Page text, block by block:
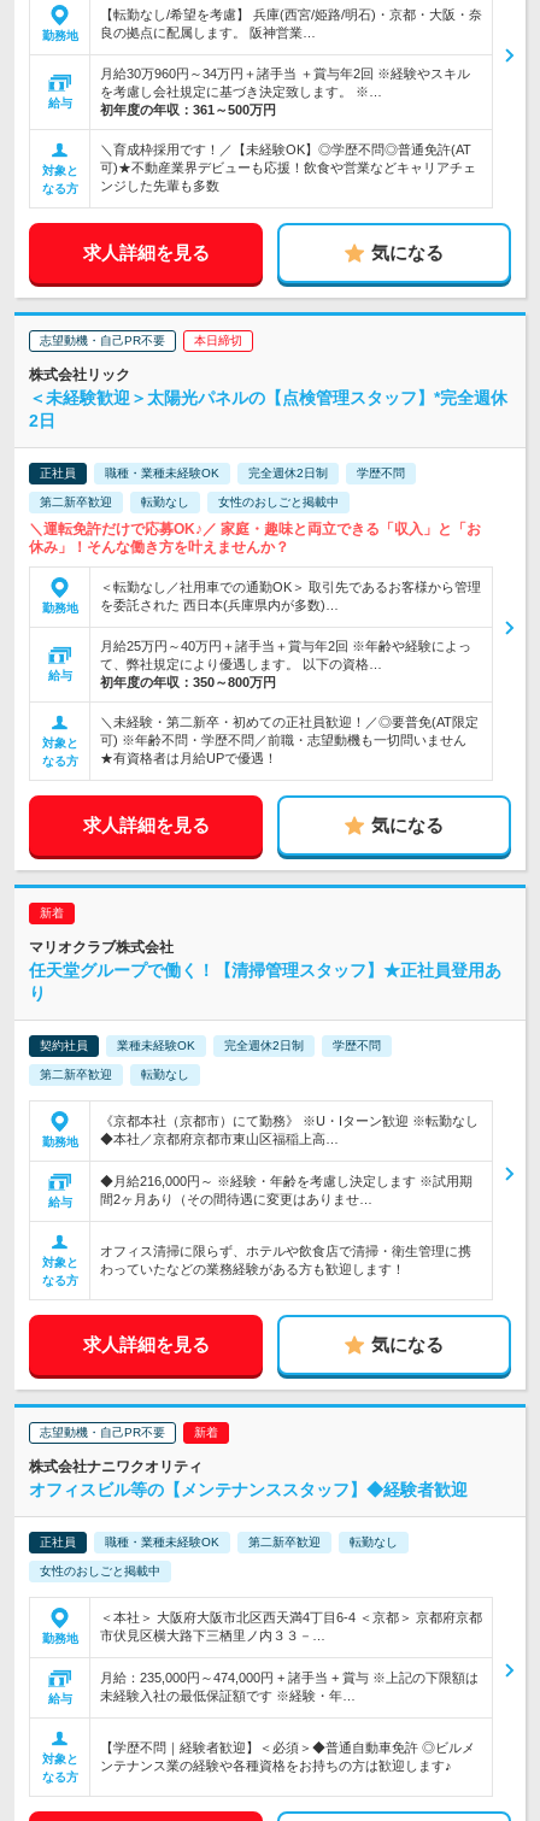
勤務地
【転勤なし/希望を考慮】 兵庫(西宮/姫路/明石)・京都・大阪・奈
良の拠点に配属します。 阪神営業…
給与
月給30万960円～34万円＋諸手当 ＋賞与年2回 ※経験やスキル
を考慮し会社規定に基づき決定致します。 ※…
初年度の年収： 361～500万円
対象と
なる方
＼育成枠採用です！／【未経験OK】◎学歴不問◎普通免許(AT
可)★不動産業界デビューも応援！飲食や営業などキャリアチェ
ンジした先輩も多数
求人詳細を見る 気になる
志望動機・自己PR不要 本日締切
株式会社リック
＜未経験歓迎＞太陽光パネルの【点検管理スタッフ】*完全週休
2日
正社員 職種・業種未経験OK 完全週休2日制 学歴不問
第二新卒歓迎 転勤なし 女性のおしごと掲載中
＼運転免許だけで応募OK♪／ 家庭・趣味と両立できる「収入」と「お
休み」！そんな働き方を叶えませんか？
勤務地
＜転勤なし／社用車での通勤OK＞ 取引先であるお客様から管理
を委託された 西日本(兵庫県内が多数)…
給与
月給25万円～40万円＋諸手当＋賞与年2回 ※年齢や経験によっ
て、弊社規定により優遇します。 以下の資格…
初年度の年収： 350～800万円
対象と
なる方
＼未経験・第二新卒・初めての正社員歓迎！／◎要普免(AT限定
可) ※年齢不問・学歴不問／前職・志望動機も一切問いません
★有資格者は月給UPで優遇！
求人詳細を見る 気になる
マリオクラブ株式会社
任天堂グループで働く！【清掃管理スタッフ】★正社員登用あ
り
契約社員 業種未経験OK 完全週休2日制 学歴不問
第二新卒歓迎 転勤なし
勤務地
《京都本社（京都市）にて勤務》 ※U・Iターン歓迎 ※転勤なし
◆本社／京都府京都市東山区福稲上高…
給与
◆月給216,000円～ ※経験・年齢を考慮し決定します ※試用期
間2ヶ月あり（その間待遇に変更はありませ…
対象と
なる方
オフィス清掃に限らず、ホテルや飲食店で清掃・衛生管理に携
わっていたなどの業務経験がある方も歓迎します！
求人詳細を見る 気になる
志望動機・自己PR不要
株式会社ナニワクオリティ
オフィスビル等の【メンテナンススタッフ】◆経験者歓迎
正社員 職種・業種未経験OK 第二新卒歓迎 転勤なし
女性のおしごと掲載中
勤務地
＜本社＞ 大阪府大阪市北区西天満4丁目6-4 ＜京都＞ 京都府京都
市伏見区横大路下三栖里ノ内３３－…
給与
月給：235,000円～474,000円 + 諸手当 + 賞与 ※上記の下限額は
未経験入社の最低保証額です ※経験・年…
対象と
なる方
【学歴不問｜経験者歓迎】＜必須＞◆普通自動車免許 ◎ビルメ
ンテナンス業の経験や各種資格をお持ちの方は歓迎します♪